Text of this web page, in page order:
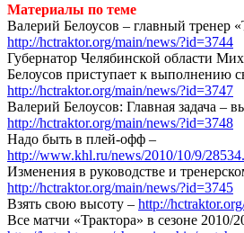
Материалы по теме
Валерий Белоусов – главный тренер
http://hctraktor.org/main/news/?id=3744
Губернатор Челябинской области
Белоусов приступает к выполнению
http://hctraktor.org/main/news/?id=3747
Валерий Белоусов: Главная задача –
http://hctraktor.org/main/news/?id=3748
Надо быть в плей-офф –
http://www.khl.ru/news/2010/10/9/
Изменения в руководстве и
http://hctraktor.org/main/news/?id=3745
Взять свою высоту – http://
Все матчи «Трактора» в сезоне 2010/